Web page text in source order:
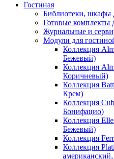
Гостиная
Библиотеки, шкафы
Готовые комплекты
Журнальные и
Модули для
Коллекция
Бежевый)
Коллекция
Коричневый)
Коллекция
Крем)
Коллекция
Бонифацио)
Коллекция
Бежевый)
Коллекция
Коллекция